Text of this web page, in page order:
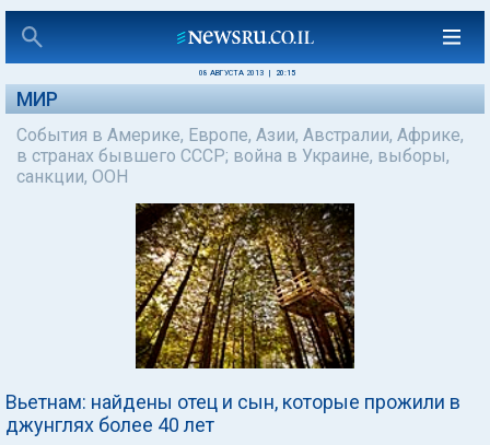
08 АВГУСТА 2013 20:15
МИР
События в Америке, Европе, Азии, Австралии, Африке,
в странах бывшего СССР; война в Украине, выборы,
санкции, ООН
Вьетнам: найдены отец и сын, которые прожили в
джунглях более 40 лет